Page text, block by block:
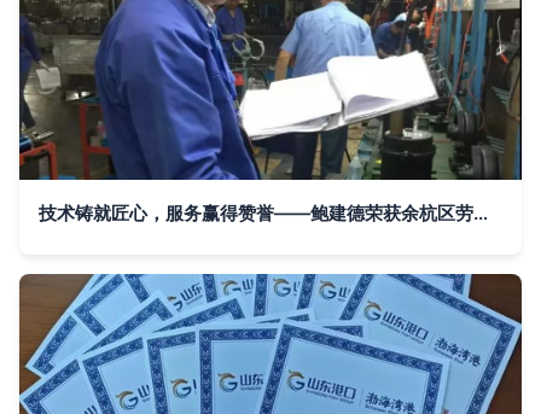
技术铸就匠心，服务赢得赞誉——鲍建德荣获余杭区劳模称号对南方泵业技术推广的启示